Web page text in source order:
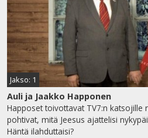
Jakso: 1
Auli ja Jaakko Happonen
Happoset toivottavat TV7:n katsojille
pohtivat, mitä Jeesus ajattelisi
Häntä ilahduttaisi?